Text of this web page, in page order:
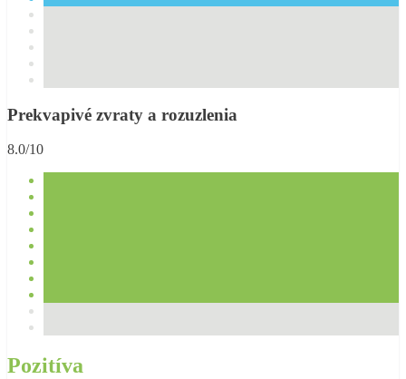
Prekvapivé zvraty a rozuzlenia
8.0/10
Pozitíva